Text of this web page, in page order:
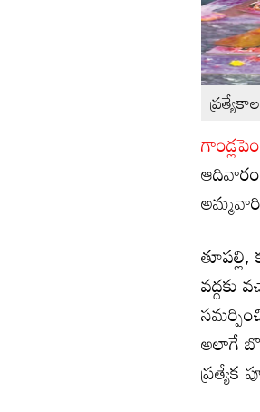
వద్దకు
అలాగే
ప్రత్యేక